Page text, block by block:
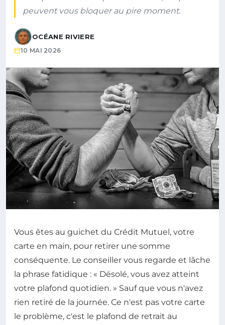
peuvent vous bloquer au pire moment.
OCÉANE RIVIERE
10 MAI 2026
Vous êtes au guichet du Crédit Mutuel, votre
carte en main, pour retirer une somme
conséquente. Le conseiller vous regarde et lâche
la phrase fatidique : « Désolé, vous avez atteint
votre plafond quotidien. » Sauf que vous n'avez
rien retiré de la journée. Ce n'est pas votre carte
le problème, c'est le plafond de retrait au